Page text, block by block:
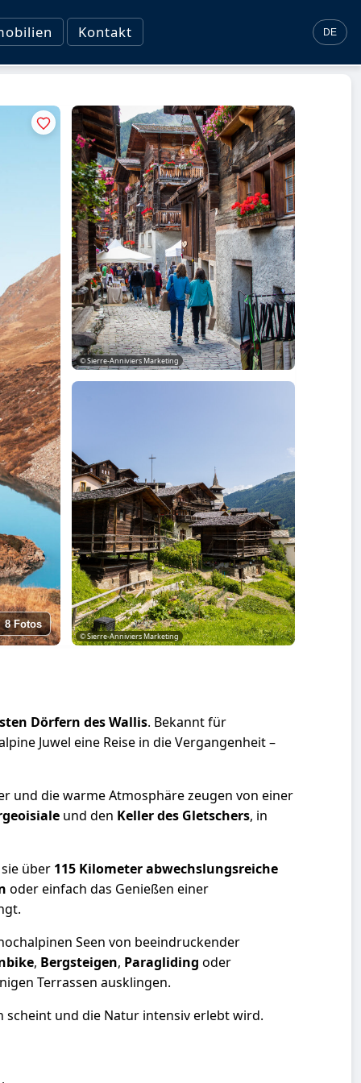
Kontakt DE
8 Fotos
© Sierre-Anniviers Marketing
© Sierre-Anniviers Marketing
Dörfern des Wallis. Bekannt für
Juwel eine Reise in die Vergangenheit –
und die warme Atmosphäre zeugen von einer
und den Keller des Gletschers, in
über 115 Kilometer abwechslungsreiche
oder einfach das Genießen einer
Seen von beeindruckender
, Bergsteigen, Paragliding oder
Terrassen ausklingen.
scheint und die Natur intensiv erlebt wird.